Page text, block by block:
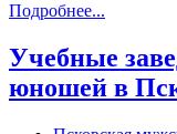
Подробнее...
Учебные
юношей в